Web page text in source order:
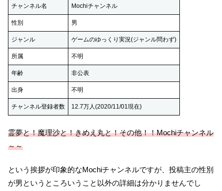
チャンネル名 Mochiチャンネル
性別 男
ジャンル ゲームのゆっくり実況(ジャンル問わず)
所属 不明
年齢 非公表
出身 不明
チャンネル登録者数 12.7万人(2020/11/01現在)
霊夢と！魔理沙と！きめえ丸と！その他！！Mochiチャンネル
～～
という挨拶が印象的なMochiチャンネルですが、投稿主の性別
が男というところいうこと以外の詳細は分かりませんでし